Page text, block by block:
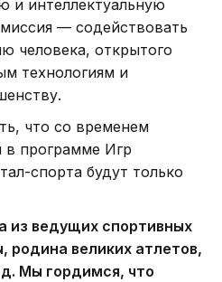
и интеллектуальную
миссия — содействовать
человека, открытого
технологиям и
что со временем
в программе Игр
спорта будут только
из ведущих спортивных
родина великих атлетов,
Мы гордимся, что